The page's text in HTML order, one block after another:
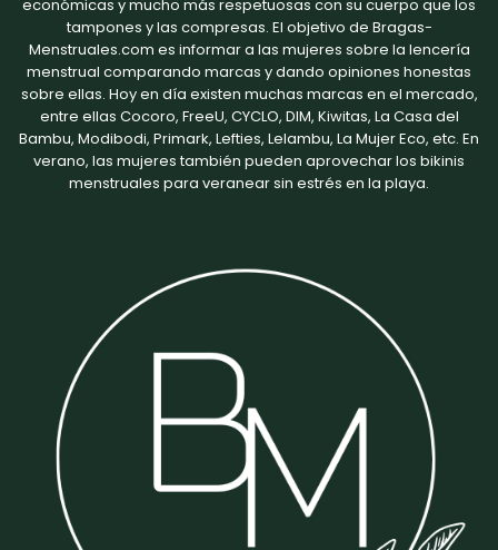
económicas y mucho más respetuosas con su cuerpo que los
tampones y las compresas. El objetivo de Bragas-
Menstruales.com es informar a las mujeres sobre la lencería
menstrual comparando marcas y dando opiniones honestas
sobre ellas. Hoy en día existen muchas marcas en el mercado,
entre ellas Cocoro, FreeU, CYCLO, DIM, Kiwitas, La Casa del
Bambu, Modibodi, Primark, Lefties, Lelambu, La Mujer Eco, etc. En
verano, las mujeres también pueden aprovechar los bikinis
menstruales para veranear sin estrés en la playa.